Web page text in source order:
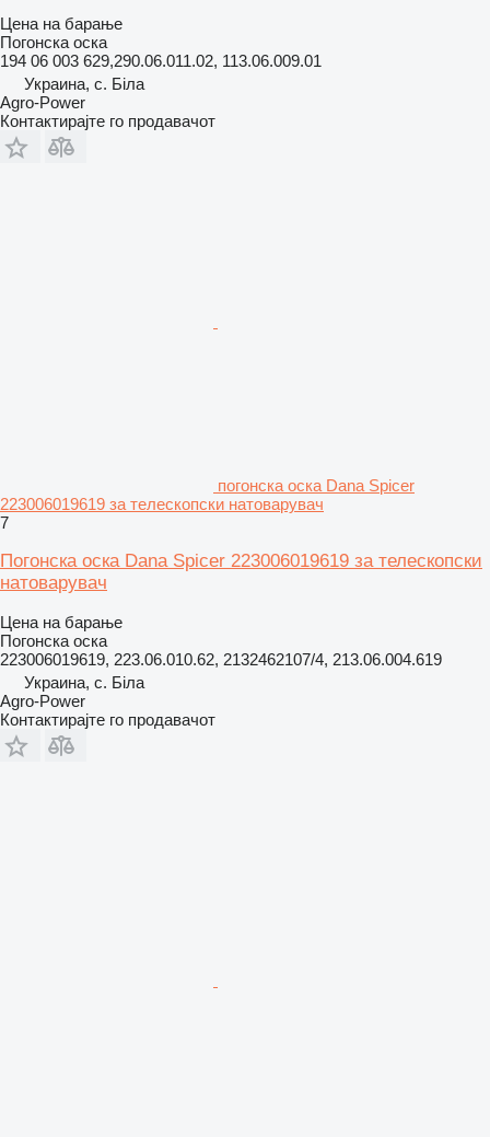
Цена на барање
Погонска оска
194 06 003 629,290.06.011.02, 113.06.009.01
Украина, с. Біла
Agro-Power
Контактирајте го продавачот
погонска оска Dana Spicer
223006019619 за телескопски натоварувач
7
Погонска оска Dana Spicer 223006019619 за телескопски
натоварувач
Цена на барање
Погонска оска
223006019619, 223.06.010.62, 2132462107/4, 213.06.004.619
Украина, с. Біла
Agro-Power
Контактирајте го продавачот